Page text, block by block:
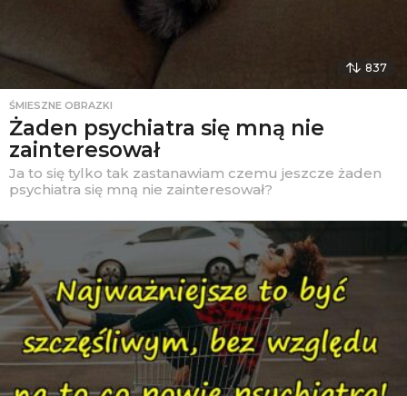
837
ŚMIESZNE OBRAZKI
Żaden psychiatra się mną nie
zainteresował
Ja to się tylko tak zastanawiam czemu jeszcze żaden
psychiatra się mną nie zainteresował?